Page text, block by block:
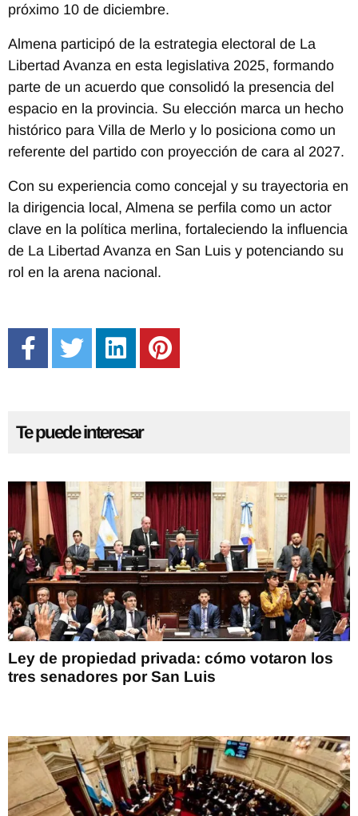
próximo 10 de diciembre.
Almena participó de la estrategia electoral de La
Libertad Avanza en esta legislativa 2025, formando
parte de un acuerdo que consolidó la presencia del
espacio en la provincia. Su elección marca un hecho
histórico para Villa de Merlo y lo posiciona como un
referente del partido con proyección de cara al 2027.
Con su experiencia como concejal y su trayectoria en
la dirigencia local, Almena se perfila como un actor
clave en la política merlina, fortaleciendo la influencia
de La Libertad Avanza en San Luis y potenciando su
rol en la arena nacional.
Te puede interesar
Ley de propiedad privada: cómo votaron los
tres senadores por San Luis